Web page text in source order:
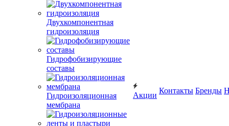
Двухкомпонентная
гидроизоляция
Гидрофобизирующие
составы
Гидроизоляционная
мембрана
Акции
Контакты Бренды